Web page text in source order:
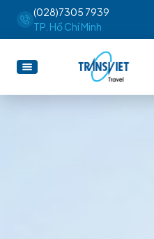
(028)7305 7939
TP. Hồ Chí Minh